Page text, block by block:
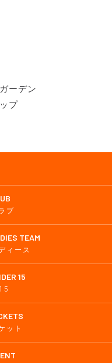
ブ
TEAM
ィース
15
ット
ーデン
プ